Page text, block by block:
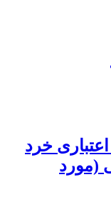
خرد
(مورد